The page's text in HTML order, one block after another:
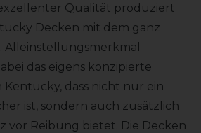
Qualität produziert
Decken mit dem ganz
Alleinstellungsmerkmal
das eigens konzipierte
dass nicht nur ein
ist, sondern auch zusätzlich
vor Reibung bietet. Die Decken